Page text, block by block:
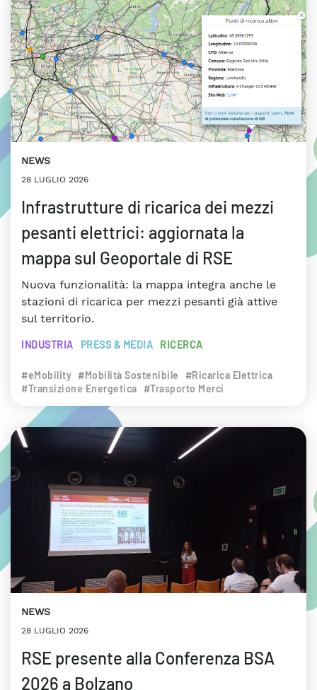
NEWS
28 LUGLIO 2026
Infrastrutture di ricarica dei mezzi
pesanti elettrici: aggiornata la
mappa sul Geoportale di RSE
Nuova funzionalità: la mappa integra anche le
stazioni di ricarica per mezzi pesanti già attive
sul territorio.
INDUSTRIA PRESS & MEDIA RICERCA
#eMobility #Mobilità Sostenibile
#Ricarica Elettrica
#Transizione Energetica
#Trasporto Merci
NEWS
28 LUGLIO 2026
RSE presente alla Conferenza BSA
2026 a Bolzano